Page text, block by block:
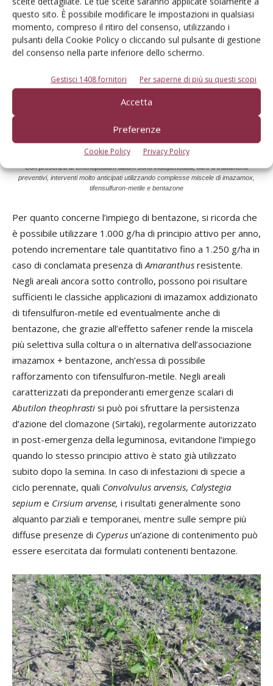
questo sito. È possibile modificare le impostazioni in qualsiasi
momento, compreso il ritiro del consenso, utilizzando i
pulsanti della Cookie Policy o cliccando sul pulsante di gestione
del consenso nella parte inferiore dello schermo.
Gestisci 1408 fornitori Per saperne di più su questi scopi
Accetta
Preferenze
Cookie Policy Privacy Policy
Con presenza di Chenopodium album sono indispensabili, oltre a trattamenti
preventivi, interventi molto anticipati utilizzando complesse miscele di imazamox,
tifensulfuron-metile e bentazone
Per quanto concerne l’impiego di bentazone, si ricorda che
è possibile utilizzare 1.000 g/ha di principio attivo per anno,
potendo incrementare tale quantitativo fino a 1.250 g/ha in
caso di conclamata presenza di Amaranthus resistente.
Negli areali ancora sotto controllo, possono poi risultare
sufficienti le classiche applicazioni di imazamox addizionato
di tifensulfuron-metile ed eventualmente anche di
bentazone, che grazie all’effetto safener rende la miscela
più selettiva sulla coltura o in alternativa dell’associazione
imazamox + bentazone, anch’essa di possibile
rafforzamento con tifensulfuron-metile. Negli areali
caratterizzati da preponderanti emergenze scalari di
Abutilon theophrasti si può poi sfruttare la persistenza
d’azione del clomazone (Sirtaki), regolarmente autorizzato
in post-emergenza della leguminosa, evitandone l’impiego
quando lo stesso principio attivo è stato già utilizzato
subito dopo la semina. In caso di infestazioni di specie a
ciclo perennate, quali Convolvulus arvensis, Calystegia
sepium e Cirsium arvense, i risultati generalmente sono
alquanto parziali e temporanei, mentre sulle sempre più
diffuse presenze di Cyperus un’azione di contenimento può
essere esercitata dai formulati contenenti bentazone.